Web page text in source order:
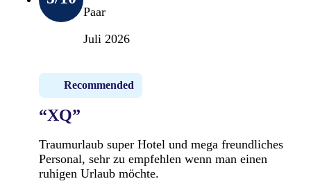
Paar
Juli 2026
Recommended
“XQ”
Traumurlaub super Hotel und mega freundliches
Personal, sehr zu empfehlen wenn man einen
ruhigen Urlaub möchte.